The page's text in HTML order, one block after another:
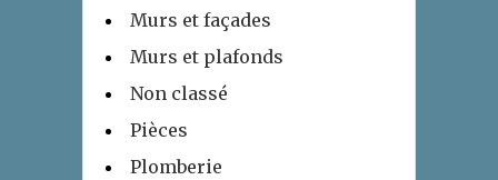
Murs et façades
Murs et plafonds
Non classé
Pièces
Plomberie